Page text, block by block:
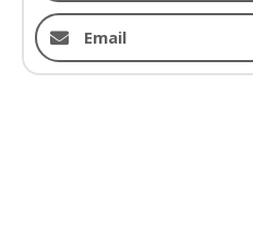
Email